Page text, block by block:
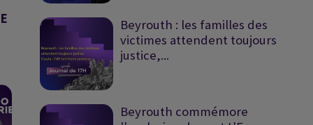
Beyrouth : les familles des
victimes attendent toujours
justice,...
Beyrouth commémore